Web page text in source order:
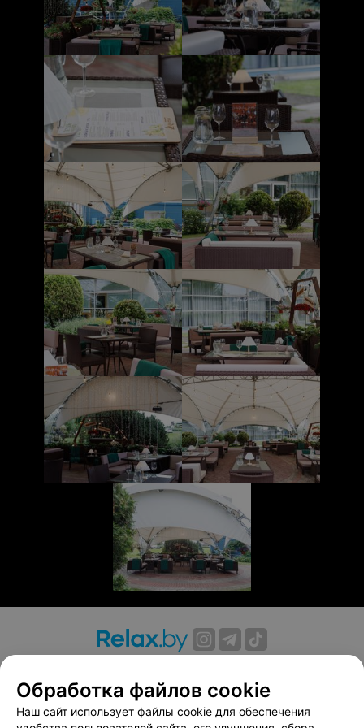
Вакансии
Публичный договор
Способы оплаты
Публичный договор по использованию сервиса
Обработка файлов cookie
Наш сайт использует файлы cookie для обеспечения